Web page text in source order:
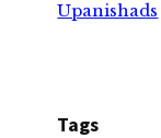
Upanishads
Tags